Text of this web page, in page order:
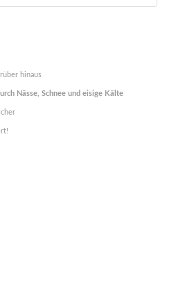
hinaus
Nässe, Schnee und eisige Kälte